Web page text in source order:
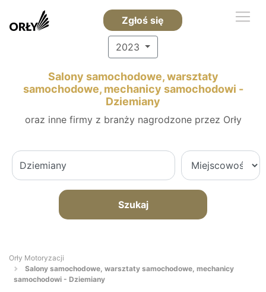
Zgłoś się
2023
Salony samochodowe, warsztaty
samochodowe, mechanicy samochodowi -
Dziemiany
oraz inne firmy z branży nagrodzone przez Orły
Szukaj
Orły Motoryzacji
Salony samochodowe, warsztaty samochodowe, mechanicy
samochodowi - Dziemiany